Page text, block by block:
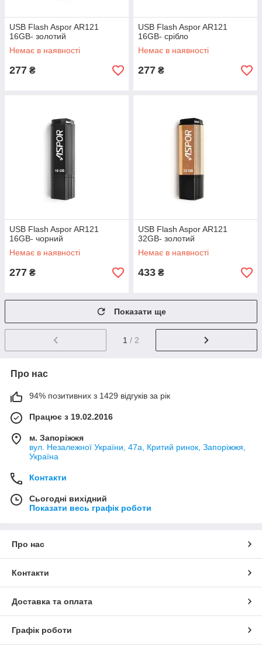
USB Flash Aspor AR121
16GB- золотий
Немає в наявності
277 ₴
USB Flash Aspor AR121
16GB- срібло
Немає в наявності
277 ₴
USB Flash Aspor AR121
16GB- чорний
Немає в наявності
277 ₴
USB Flash Aspor AR121
32GB- золотий
Немає в наявності
433 ₴
Показати ще
1 / 2
Про нас
94% позитивних з 1429 відгуків за рік
Працює з 19.02.2016
м. Запоріжжя
вул. Незалежної України, 47а, Критий ринок, Запоріжжя,
Україна
Контакти
Сьогодні вихідний
Показати весь графік роботи
Про нас
Контакти
Доставка та оплата
Графік роботи